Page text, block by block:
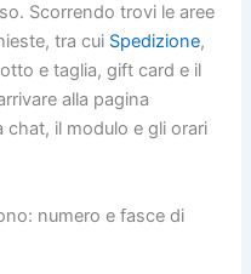
Scorrendo trovi le aree
tra cui Spedizione,
e taglia, gift card e il
alla pagina
chat, il modulo e gli orari
numero e fasce di